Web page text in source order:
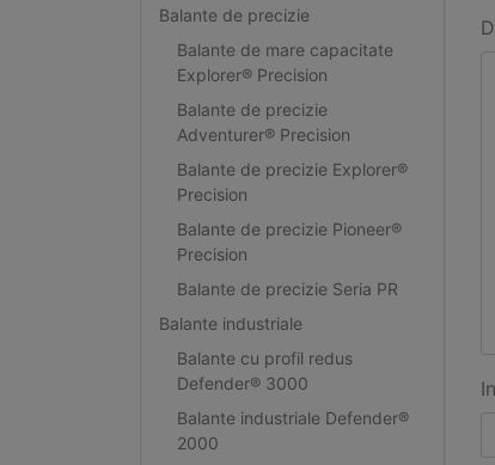
Balante de precizie
Balante de mare capacitate
Explorer® Precision
Balante de precizie
Adventurer® Precision
Balante de precizie Explorer®
Precision
Balante de precizie Pioneer®
Precision
Balante de precizie Seria PR
Balante industriale
Balante cu profil redus
Defender® 3000
Balante industriale Defender®
2000